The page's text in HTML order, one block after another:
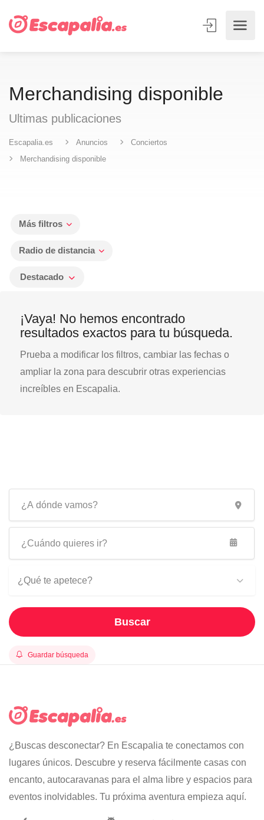
Merchandising disponible
Ultimas publicaciones
Escapalia.es Anuncios
Conciertos
Merchandising disponible
Más filtros
Radio de distancia
Destacado
¡Vaya! No hemos encontrado
resultados exactos para tu búsqueda.
Prueba a modificar los filtros, cambiar las fechas o
ampliar la zona para descubrir otras experiencias
increíbles en Escapalia.
¿Qué te apetece?
Buscar
Guardar búsqueda
¿Buscas desconectar? En Escapalia te conectamos con
lugares únicos. Descubre y reserva fácilmente casas con
encanto, autocaravanas para el alma libre y espacios para
eventos inolvidables. Tu próxima aventura empieza aquí.